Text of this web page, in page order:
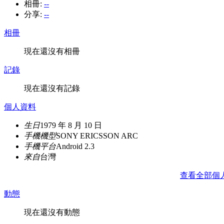
相冊: --
分享: --
相冊
現在還沒有相冊
記錄
現在還沒有記錄
個人資料
生日1979 年 8 月 10 日
手機機型SONY ERICSSON ARC
手機平台Android 2.3
來自台灣
查看全部個
動態
現在還沒有動態